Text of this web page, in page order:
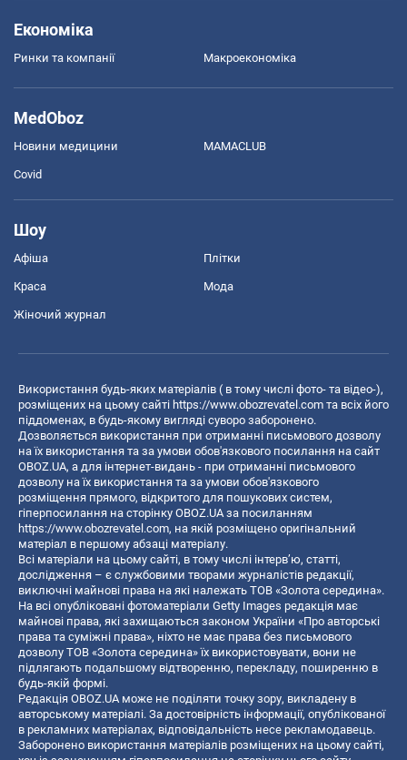
Економіка
Ринки та компанії Макроекономіка
MedOboz
Новини медицини MAMACLUB
Covid
Шоу
Афіша Плітки
Краса Мода
Жіночий журнал
Використання будь-яких матеріалів ( в тому числі фото- та відео-),
розміщених на цьому сайті https://www.obozrevatel.com та всіх його
піддоменах, в будь-якому вигляді суворо заборонено.
Дозволяється використання при отриманні письмового дозволу
на їх використання та за умови обов'язкового посилання на сайт
OBOZ.UA, а для інтернет-видань - при отриманні письмового
дозволу на їх використання та за умови обов'язкового
розміщення прямого, відкритого для пошукових систем,
гіперпосилання на сторінку OBOZ.UA за посиланням
https://www.obozrevatel.com, на якій розміщено оригінальний
матеріал в першому абзаці матеріалу.
Всі матеріали на цьому сайті, в тому числі інтерв’ю, статті,
дослідження – є службовими творами журналістів редакції,
виключні майнові права на які належать ТОВ «Золота середина».
На всі опубліковані фотоматеріали Getty Images редакція має
майнові права, які захищаються законом України «Про авторські
права та суміжні права», ніхто не має права без письмового
дозволу ТОВ «Золота середина» їх використовувати, вони не
підлягають подальшому відтворенню, перекладу, поширенню в
будь-якій формі.
Редакція OBOZ.UA може не поділяти точку зору, викладену в
авторському матеріалі. За достовірність інформації, опублікованої
в рекламних матеріалах, відповідальність несе рекламодавець.
Заборонено використання матеріалів розміщених на цьому сайті,